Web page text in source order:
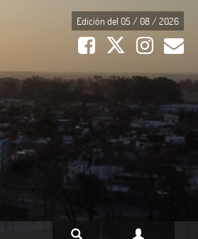
Edición del 05 / 08 / 2026